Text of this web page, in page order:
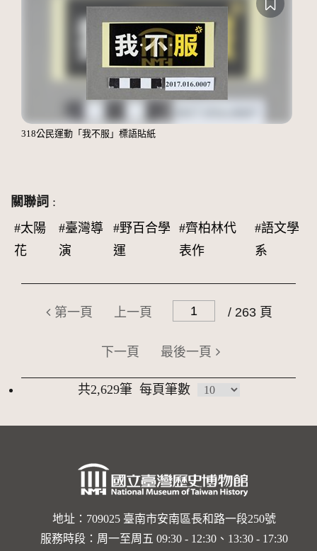
318公民運動「我不服」標語貼紙
關聯詞 :
#太陽
花
#臺灣導
演
#野百合學
運
#齊柏林代
表作
#語文學
系
第一頁 上一頁 / 263 頁
下一頁 最後一頁
共2,629筆 每頁筆數
地址：709025 臺南市安南區長和路一段250號
服務時段：周一至周五 09:30 - 12:30、13:30 - 17:30